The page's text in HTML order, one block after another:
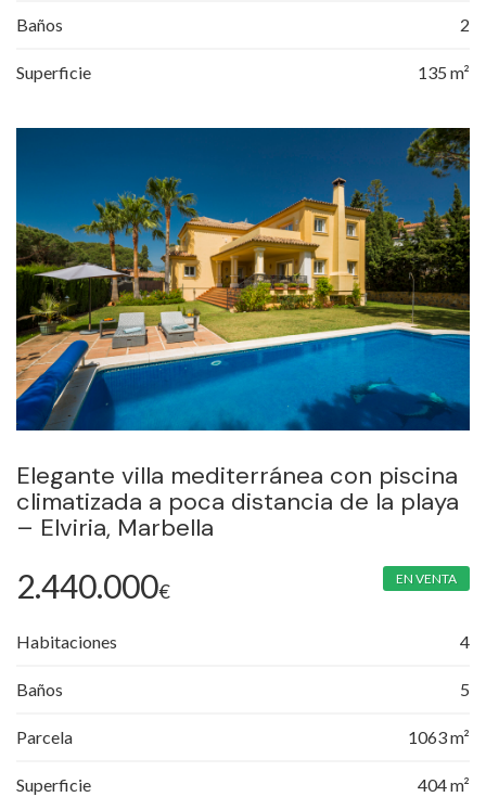
Baños 2
Superficie 135 m²
Elegante villa mediterránea con piscina
climatizada a poca distancia de la playa
– Elviria, Marbella
2.440.000€
EN VENTA
Habitaciones 4
Baños 5
Parcela 1063 m²
Superficie 404 m²